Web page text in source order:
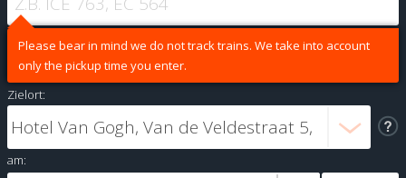
Please bear in mind we do not track trains. We take into account
only the pickup time you enter.
Zielort:
am: